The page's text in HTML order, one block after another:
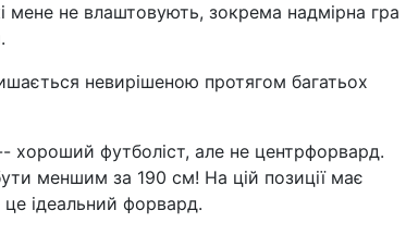
не влаштовують, зокрема надмірна гра
невирішеною протягом багатьох
хороший футболіст, але не центрфорвард.
меншим за 190 см! На цій позиції має
ідеальний форвард.